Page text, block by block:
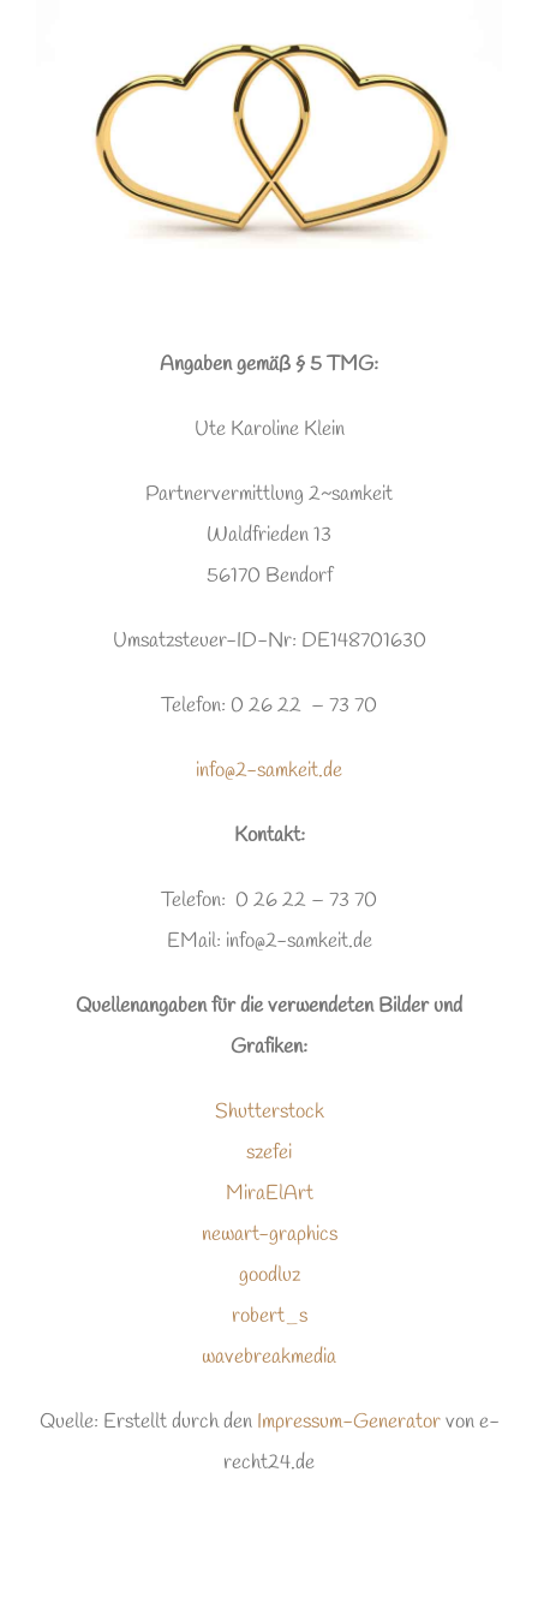
Angaben gemäß § 5 TMG:
Ute Karoline Klein
Partnervermittlung 2~samkeit
Waldfrieden 13
56170 Bendorf
Umsatzsteuer-ID-Nr: DE148701630
Telefon: 0 26 22 – 73 70
info@2-samkeit.de
Kontakt:
Telefon: 0 26 22 – 73 70
EMail: info@2-samkeit.de
Quellenangaben für die verwendeten Bilder und
Grafiken:
Shutterstock
szefei
MiraElArt
newart-graphics
goodluz
robert_s
wavebreakmedia
Quelle: Erstellt durch den Impressum-Generatorvon e-
recht24.de